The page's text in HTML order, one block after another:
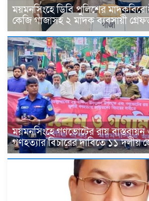
ময়মনসিংহে ডিবি পুলিশের
কেজি গাঁজাসহ ২ মাদক ব্যবসায়ী
ময়মনসিংহে গণভোটের রায়
গণহত্যার বিচারের দাবিতে ১১ দলীয়